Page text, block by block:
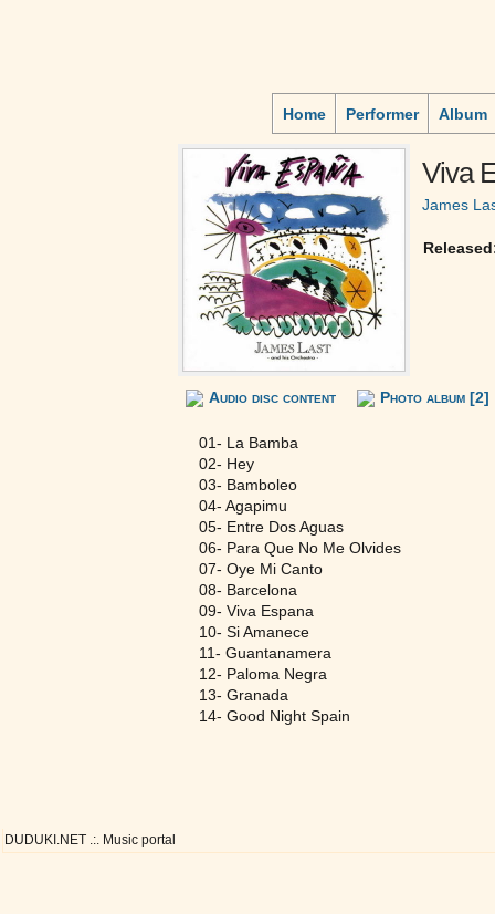
Home Performer Album
Viva
James
Audio disc content Photo album [2]
01- La Bamba
02- Hey
03- Bamboleo
04- Agapimu
05- Entre Dos Aguas
06- Para Que No Me Olvides
07- Oye Mi Canto
08- Barcelona
09- Viva Espana
10- Si Amanece
11- Guantanamera
12- Paloma Negra
13- Granada
14- Good Night Spain
DUDUKI.NET .:. Music portal